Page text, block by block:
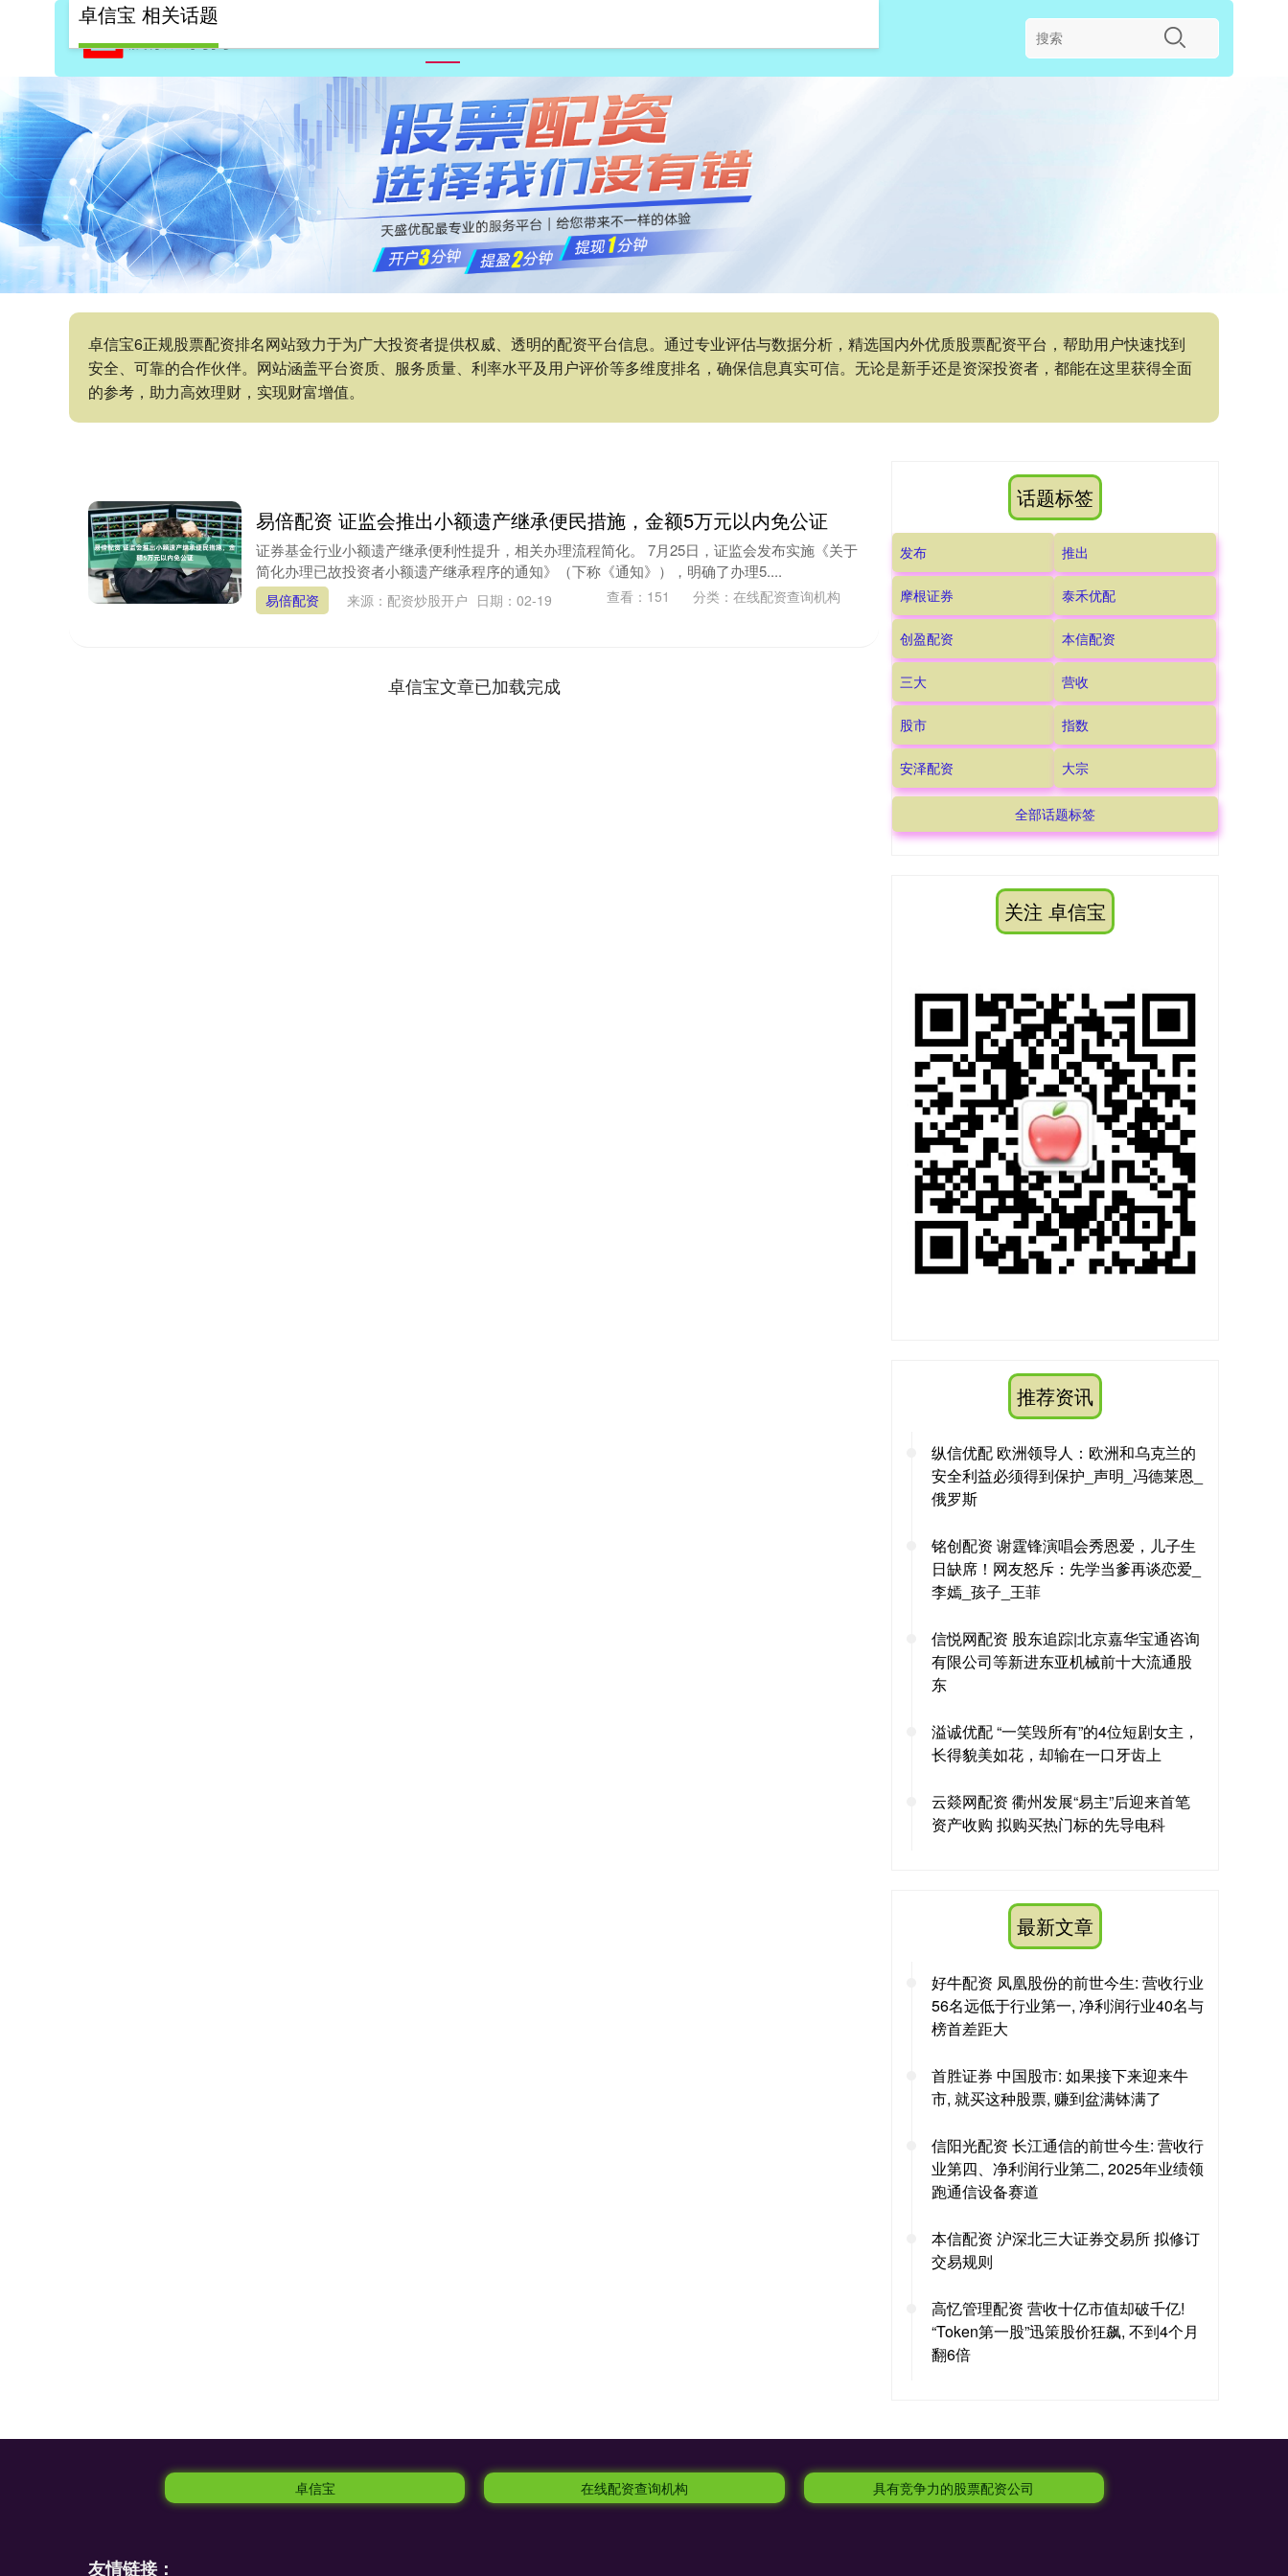
卓信宝6正规股票配资排名网站致力于为广大投资者提供权威、透明的配资平台信息。通过专业评估与数据分析，精选国内外优质股票配资平台，帮助用户快速找到
安全、可靠的合作伙伴。网站涵盖平台资质、服务质量、利率水平及用户评价等多维度排名，确保信息真实可信。无论是新手还是资深投资者，都能在这里获得全面
的参考，助力高效理财，实现财富增值。
卓信宝 相关话题
易倍配资 证监会推出小额遗产继承便民措施，金额5万元以内免公证
证券基金行业小额遗产继承便利性提升，相关办理流程简化。 7月25日，证监会发布实施《关于
简化办理已故投资者小额遗产继承程序的通知》（下称《通知》），明确了办理5....
易倍配资 来源：配资炒股开户 日期：02-19 查看： 151 分类： 在线配资查询机构
卓信宝文章已加载完成
话题标签
发布 推出
摩根证券 泰禾优配
创盈配资 本信配资
三大 营收
股市 指数
安泽配资 大宗
全部话题标签
关注 卓信宝
推荐资讯
纵信优配 欧洲领导人：欧洲和乌克兰的
安全利益必须得到保护_声明_冯德莱恩_
俄罗斯
铭创配资 谢霆锋演唱会秀恩爱，儿子生
日缺席！网友怒斥：先学当爹再谈恋爱_
李嫣_孩子_王菲
信悦网配资 股东追踪|北京嘉华宝通咨询
有限公司等新进东亚机械前十大流通股
东
溢诚优配 “一笑毁所有”的4位短剧女主，
长得貌美如花，却输在一口牙齿上
云燚网配资 衢州发展“易主”后迎来首笔
资产收购 拟购买热门标的先导电科
最新文章
好牛配资 凤凰股份的前世今生: 营收行业
56名远低于行业第一, 净利润行业40名与
榜首差距大
首胜证券 中国股市: 如果接下来迎来牛
市, 就买这种股票, 赚到盆满钵满了
信阳光配资 长江通信的前世今生: 营收行
业第四、净利润行业第二, 2025年业绩领
跑通信设备赛道
本信配资 沪深北三大证券交易所 拟修订
交易规则
高忆管理配资 营收十亿市值却破千亿!
“Token第一股”迅策股价狂飙, 不到4个月
翻6倍
卓信宝 在线配资查询机构 具有竞争力的股票配资公司
友情链接：